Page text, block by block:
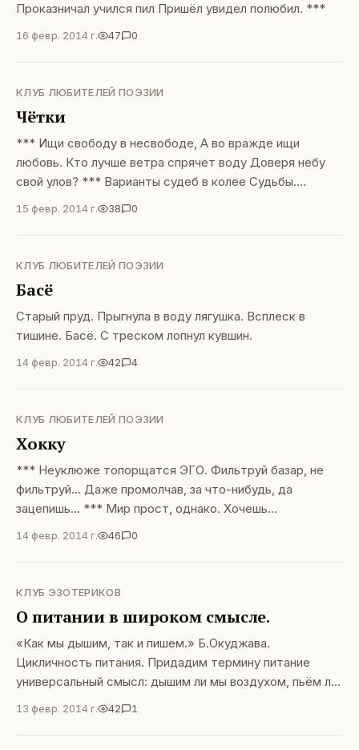
Проказничал учился пил Пришёл увидел полюбил. ***
16 февр. 2014 г. 47 0
КЛУБ ЛЮБИТЕЛЕЙ ПОЭЗИИ
Чётки
*** Ищи свободу в несвободе, А во вражде ищи
любовь. Кто лучше ветра спрячет воду Доверя небу
свой улов? *** Варианты судеб в колее Судьбы.
Пересудов эхо: «Кабы, да кабы...» Кто решит задачу?
Мудрецы молчат, А потоки мнений похоронит чат. ***
То ты святоша, то — бандит, То — нищий, то — даёшь
кредит. Из жизни в жизнь чредою лет Бубнишь
15 февр. 2014 г. 38 0
КЛУБ ЛЮБИТЕЛЕЙ ПОЭЗИИ
Басё
Старый пруд. Прыгнула в воду лягушка. Всплеск в
тишине. Басё. С треском лопнул кувшин.
14 февр. 2014 г. 42 4
КЛУБ ЛЮБИТЕЛЕЙ ПОЭЗИИ
Хокку
*** Неуклюже топорщатся ЭГО. Фильтруй базар, не
фильтруй... Даже промолчав, за что-нибудь, да
зацепишь... *** Мир прост, однако. Хочешь
заблудиться в нём? Побольше думай... *** Жёлтая
струя Белый снег теплом режет. Легче станет путь
14 февр. 2014 г. 46 0
КЛУБ ЭЗОТЕРИКОВ
О питании в широком смысле.
«Как мы дышим, так и пишем.» Б.Окуджава.
Цикличность питания. Придадим термину питание
универсальный смысл: дышим ли мы воздухом, пьём ли
воду, едим ли пищу, принимаем ли солнечные ванны —
это питание одной из четырёх стихий. Питание для
физического тела. Свои тонкие тела или в другой
13 февр. 2014 г. 42 1